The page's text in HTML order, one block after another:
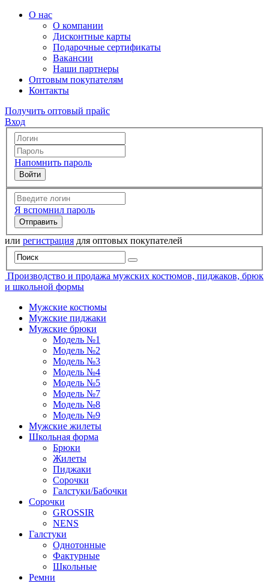
О нас
О компании
Дисконтные карты
Подарочные сертификаты
Вакансии
Наши партнеры
Оптовым покупателям
Контакты
Получить оптовый прайс
Вход
Напомнить пароль
Я вспомнил пароль
или регистрация для оптовых покупателей
Производство и продажа мужских костюмов, пиджаков, брюк
и школьной формы
Мужские костюмы
Мужские пиджаки
Мужские брюки
Модель №1
Модель №2
Модель №3
Модель №4
Модель №5
Модель №7
Модель №8
Модель №9
Мужские жилеты
Школьная форма
Брюки
Жилеты
Пиджаки
Сорочки
Галстуки/Бабочки
Сорочки
GROSSIR
NENS
Галстуки
Однотонные
Фактурные
Школьные
Ремни